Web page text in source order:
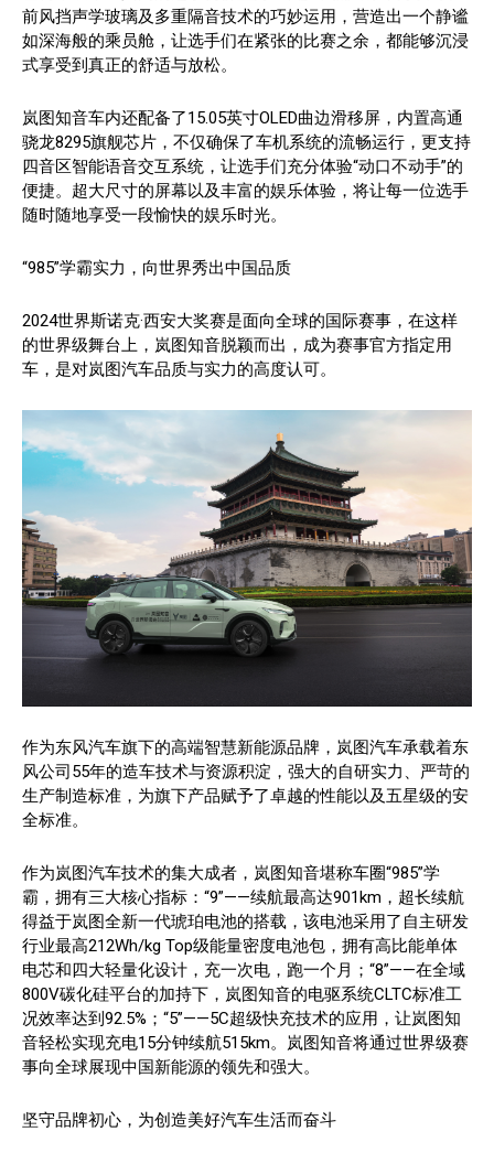
前风挡声学玻璃及多重隔音技术的巧妙运用，营造出一个静谧
如深海般的乘员舱，让选手们在紧张的比赛之余，都能够沉浸
式享受到真正的舒适与放松。
岚图知音车内还配备了15.05英寸OLED曲边滑移屏，内置高通
骁龙8295旗舰芯片，不仅确保了车机系统的流畅运行，更支持
四音区智能语音交互系统，让选手们充分体验“动口不动手”的
便捷。超大尺寸的屏幕以及丰富的娱乐体验，将让每一位选手
随时随地享受一段愉快的娱乐时光。
“985”学霸实力，向世界秀出中国品质
2024世界斯诺克·西安大奖赛是面向全球的国际赛事，在这样
的世界级舞台上，岚图知音脱颖而出，成为赛事官方指定用
车，是对岚图汽车品质与实力的高度认可。
作为东风汽车旗下的高端智慧新能源品牌，岚图汽车承载着东
风公司55年的造车技术与资源积淀，强大的自研实力、严苛的
生产制造标准，为旗下产品赋予了卓越的性能以及五星级的安
全标准。
作为岚图汽车技术的集大成者，岚图知音堪称车圈“985”学
霸，拥有三大核心指标：“9”——续航最高达901km，超长续航
得益于岚图全新一代琥珀电池的搭载，该电池采用了自主研发
行业最高212Wh/kg Top级能量密度电池包，拥有高比能单体
电芯和四大轻量化设计，充一次电，跑一个月；“8”——在全域
800V碳化硅平台的加持下，岚图知音的电驱系统CLTC标准工
况效率达到92.5%；“5”——5C超级快充技术的应用，让岚图知
音轻松实现充电15分钟续航515km。岚图知音将通过世界级赛
事向全球展现中国新能源的领先和强大。
坚守品牌初心，为创造美好汽车生活而奋斗